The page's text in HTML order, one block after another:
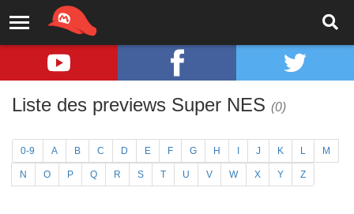
Liste des previews Super NES (0)
0-9 A B C D E F G H J K L M
N O P Q R S T U V W X Y Z